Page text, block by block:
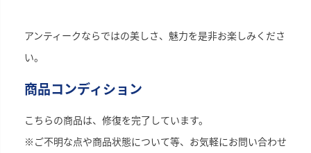
アンティークならではの美しさ、魅力を是非お楽しみくださ
い。
商品コンディション
こちらの商品は、修復を完了しています。
※ご不明な点や商品状態について等、お気軽にお問い合わせ